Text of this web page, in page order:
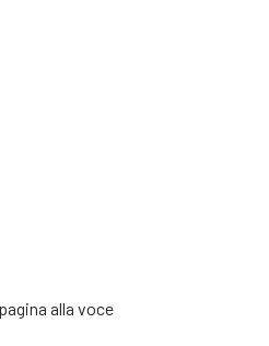
alla voce